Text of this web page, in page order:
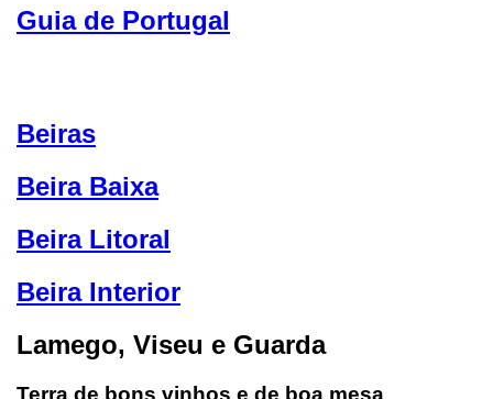
Guia de Portugal
Beiras
Beira Baixa
Beira Litoral
Beira Interior
Lamego, Viseu e Guarda
Terra de bons vinhos e de boa mesa